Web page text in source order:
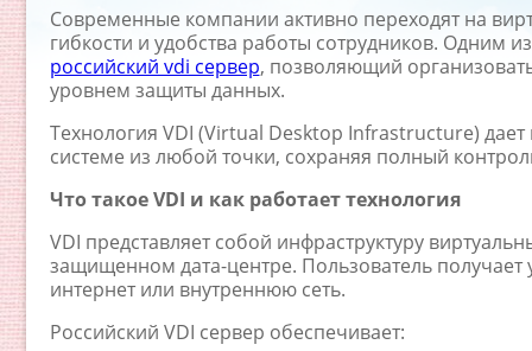
Современные компании активно переходят на
гибкости и удобства работы сотрудников. Одним
российский vdi сервер, позволяющий
уровнем защиты данных.
Технология VDI (Virtual Desktop Infrastructure)
системе из любой точки, сохраняя полный
Что такое VDI и как работает технология
VDI представляет собой инфраструктуру
защищенном дата-центре. Пользователь получает
интернет или внутреннюю сеть.
Российский VDI сервер обеспечивает: